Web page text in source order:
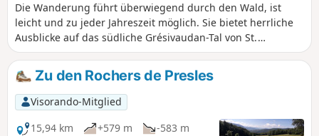
Die Wanderung führt überwiegend durch den Wald, ist
leicht und zu jeder Jahreszeit möglich. Sie bietet herrliche
Ausblicke auf das südliche Grésivaudan-Tal von St.
Marcellin bis Roman sur Isère.
Zu den Rochers de Presles
Visorando-Mitglied
15,94 km
+579 m
-583 m